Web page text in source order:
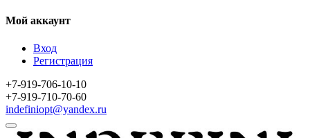
Мой аккаунт
Вход
Регистрация
+7-919-706-10-10
+7-919-710-70-60
indefiniopt@yandex.ru